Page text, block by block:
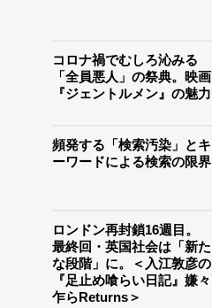
コロナ禍でむしろ沁みる
「全員悪人」の祭典。映画
『ジェントルメン』の魅力
頻発する「検索汚染」とキ
ーワードによる検索の限界
ロンドン再封鎖16週目。
最終回・英国社会は「新た
な段階」に。＜入江敦彦の
『足止め喰らい日記』嫌々
乍らReturns＞